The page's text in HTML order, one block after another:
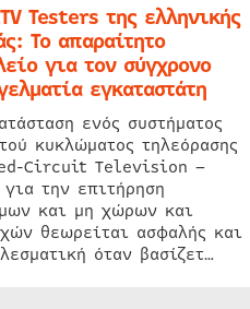
Testers της ελληνικής
Το απαραίτητο
για τον σύγχρονο
εγκαταστάτη
ενός συστήματος
κυκλώματος τηλεόρασης
Circuit Television –
για την επιτήρηση
και μη χώρων και
θεωρείται ασφαλής και
όταν βασίζετ…